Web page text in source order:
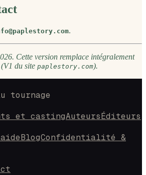
.
Cette version remplace intégralement
du site paplestory.com).
tournage
et castingAuteursÉditeurs
BlogConfidentialité &